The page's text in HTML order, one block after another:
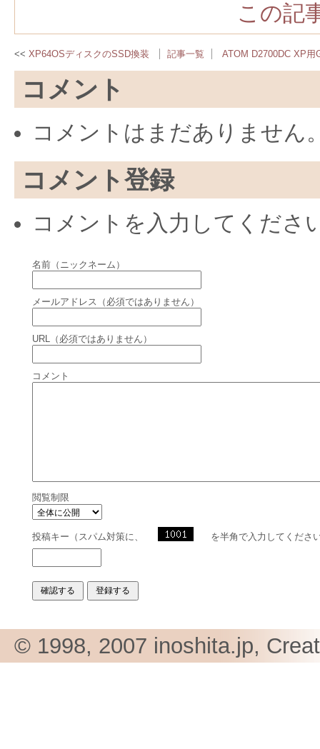
この記
XP64OSディスクのSSD換装 記事一覧 ATOM D2700DC XP用
コメント
コメントはまだありません
コメント登録
コメントを入力してくださ
名前（ニックネーム）
メールアドレス（必須ではありません）
URL（必須ではありません）
コメント
閲覧制限
投稿キー（スパム対策に、 を半角で入力してくださ
© 1998, 2007 inoshita.jp,